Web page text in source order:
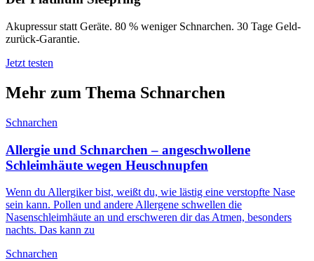
Akupressur statt Geräte. 80 % weniger Schnarchen. 30 Tage Geld-
zurück-Garantie.
Jetzt testen
Mehr zum Thema Schnarchen
Schnarchen
Allergie und Schnarchen – angeschwollene
Schleimhäute wegen Heuschnupfen
Wenn du Allergiker bist, weißt du, wie lästig eine verstopfte Nase
sein kann. Pollen und andere Allergene schwellen die
Nasenschleimhäute an und erschweren dir das Atmen, besonders
nachts. Das kann zu
Schnarchen